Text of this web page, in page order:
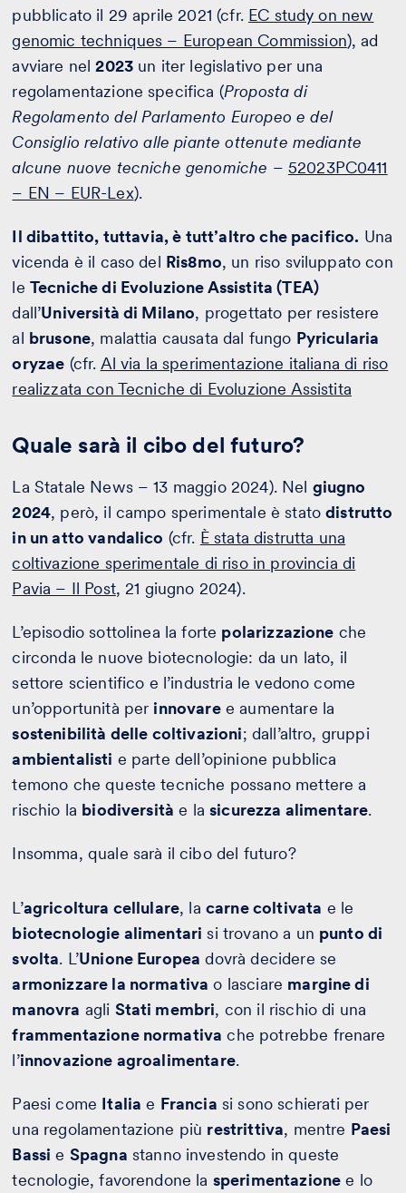
pubblicato il 29 aprile 2021 (cfr. EC study on new
genomic techniques – European Commission), ad
avviare nel2023 un iter legislativo per una
regolamentazione specifica (Proposta di
Regolamento del Parlamento Europeo e del
Consiglio relativo alle piante ottenute mediante
alcune nuove tecniche genomiche – 52023PC0411
– EN – EUR-Lex).
Il dibattito, tuttavia, è tutt’altro che pacifico. Una
vicenda è il caso del Ris8mo, un riso sviluppato con
le Tecniche di Evoluzione Assistita (TEA)
dall’Università di Milano, progettato per resistere
al brusone, malattia causata dal fungo Pyricularia
oryzae (cfr. Al via la sperimentazione italiana di riso
realizzata con Tecniche di Evoluzione Assistita
Quale sarà il cibo del futuro?
La Statale News – 13 maggio 2024). Nel giugno
2024, però, il campo sperimentale è statodistrutto
in un atto vandalico (cfr. È stata distrutta una
coltivazione sperimentale di riso in provincia di
Pavia – Il Post, 21 giugno 2024).
L’episodio sottolinea la forte polarizzazione che
circonda le nuove biotecnologie: da un lato, il
settore scientifico e l’industria le vedono come
un’opportunità per innovaree aumentare la
sostenibilità delle coltivazioni; dall’altro, gruppi
ambientalisti e parte dell’opinione pubblica
temono che queste tecniche possano mettere a
rischio la biodiversità e lasicurezza alimentare.
Insomma, quale sarà il cibo del futuro?
L’agricoltura cellulare, la carne coltivata e le
biotecnologie alimentari si trovano a un punto di
svolta. L’Unione Europea dovrà decidere se
armonizzare la normativa o lasciare margine di
manovra agli Stati membri, con il rischio di una
frammentazione normativa che potrebbe frenare
l’innovazione agroalimentare.
Paesi come Italia e Francia si sono schierati per
una regolamentazione più restrittiva, mentre Paesi
Bassi e Spagna stanno investendo in queste
tecnologie, favorendone la sperimentazione e lo